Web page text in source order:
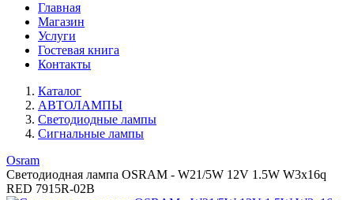
Главная
Магазин
Услуги
Гостевая книга
Контакты
Каталог
АВТОЛАМПЫ
Светодиодные лампы
Сигнальные лампы
Osram
Светодиодная лампа OSRAM - W21/5W 12V 1.5W W3x16q
RED 7915R-02B